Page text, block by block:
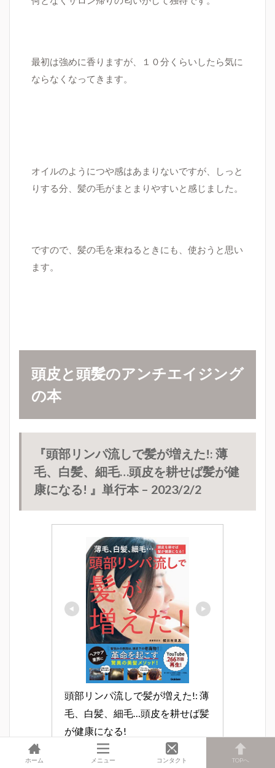
最初は強めに香りますが、１０分くらいしたら気に
ならなくなってきます。
オイルのようにつや感はあまりないですが、しっと
りする分、髪の毛がまとまりやすいと感じました。
ですので、髪の毛を束ねるときにも、使おうと思い
ます。
頭皮と頭髪のアンチエイジング
の本
『頭部リンパ流しで髪が増えた!: 薄
毛、白髪、細毛…頭皮を耕せば髪が健
康になる! 』 単行本 – 2023/2/2
頭部リンパ流しで髪が増えた!: 薄
毛、白髪、細毛…頭皮を耕せば髪
が健康になる!
Amazonで見る
ホーム メニュー コンタクト TOPへ